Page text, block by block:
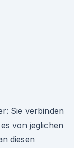
Sie verbinden
von jeglichen
diesen